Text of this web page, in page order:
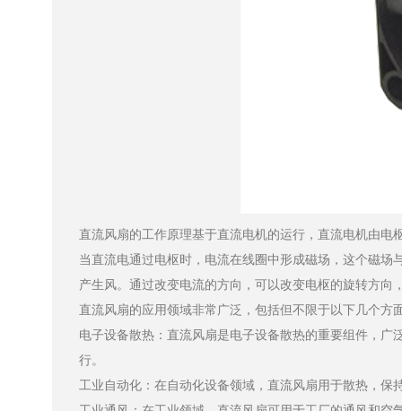
直流风扇的工作原理基于直流电机的运行，直流电机由电
当直流电通过电枢时，电流在线圈中形成磁场，这个磁
产生风。通过改变电流的方向，可以改变电枢的旋转方向
直流风扇的应用领域非常广泛，包括但不限于以下几个方面
电子设备散热：直流风扇是电子设备散热的重要组件，
行。
工业自动化：在自动化设备领域，直流风扇用于散热，